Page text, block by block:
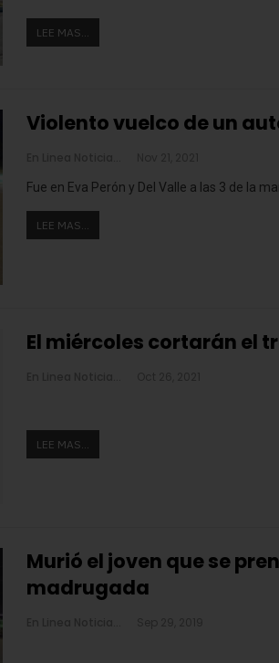
LEE MAS...
Violento vuelco de un
Fue en Eva Perón y Del Valle a las 3 de la
LEE MAS...
El miércoles cortarán el
LEE MAS...
Murió el joven que se
madrugada